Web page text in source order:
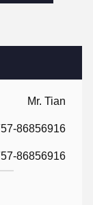
Mr. Tian
86856916
86856916